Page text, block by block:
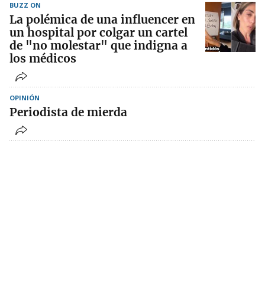
BUZZ ON
La polémica de una influencer en
un hospital por colgar un cartel
de "no molestar" que indigna a
los médicos
OPINIÓN
Periodista de mierda